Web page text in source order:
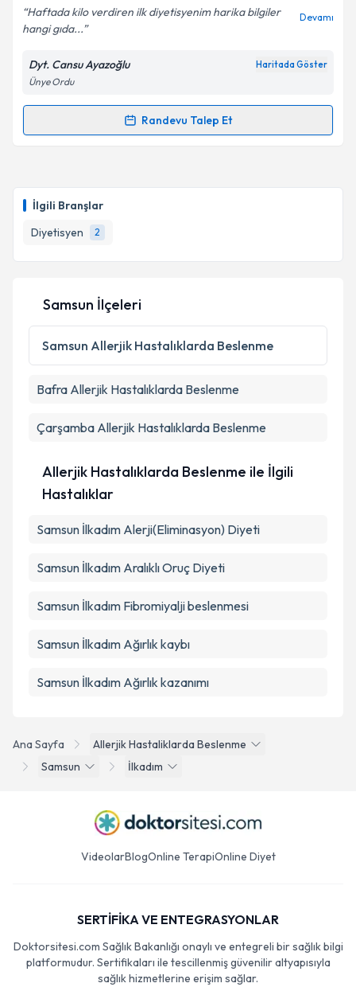
İlgili Branşlar
Diyetisyen
2
Kişisel verilerimin işlenmesine ilişkin
Aydınlatma
kapsamda işlenmesini kabul ediyorum.
Haftada kilo verdiren ilk diyetisyenim harika bilgiler
hangi gıda...
Devamı
Dyt. Cansu Ayazoğlu Haritada Göster
Ünye Ordu
Randevu Talep Et
Randevu Takvimi Talebi
takvim hazırlandığında e-posta ile bilgilendireceğiz.
E-posta Adresiniz
Kişisel verilerimin işlenmesine ilişkinAydınlatma
Metni'ni okudum ve kişisel verilerimin belirtilen
kapsamda işlenmesini kabul ediyorum.
Ana Sayfa
Allerjik Hastaliklarda Beslenme
Samsun
İlkadım
Samsun İlçeleri
Samsun Allerjik Hastalıklarda Beslenme
Bafra Allerjik Hastalıklarda Beslenme
Çarşamba Allerjik Hastalıklarda Beslenme
Allerjik Hastalıklarda Beslenme ile İlgili
Hastalıklar
Samsun İlkadım Alerji(Eliminasyon) Diyeti
Samsun İlkadım Aralıklı Oruç Diyeti
Samsun İlkadım Fibromiyalji beslenmesi
Samsun İlkadım Ağırlık kaybı
Samsun İlkadım Ağırlık kazanımı
VideolarBlogOnline TerapiOnline Diyet
SERTİFİKA VE ENTEGRASYONLAR
Doktorsitesi.com Sağlık Bakanlığı onaylı ve entegreli bir sağlık bilgi
platformudur. Sertifikaları ile tescillenmiş güvenilir altyapısıyla
sağlık hizmetlerine erişim sağlar.